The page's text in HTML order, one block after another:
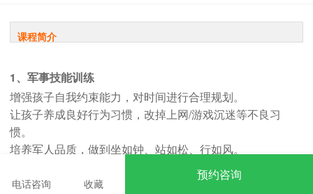
课程简介
1、军事技能训练
增强孩子自我约束能力，对时间进行合理规划。
让孩子养成良好行为习惯，改掉上网/游戏沉迷等不良习
惯。
培养军人品质，做到坐如钟、站如松、行如风。
2、军事拓展训练
电话咨询 收藏
预约咨询